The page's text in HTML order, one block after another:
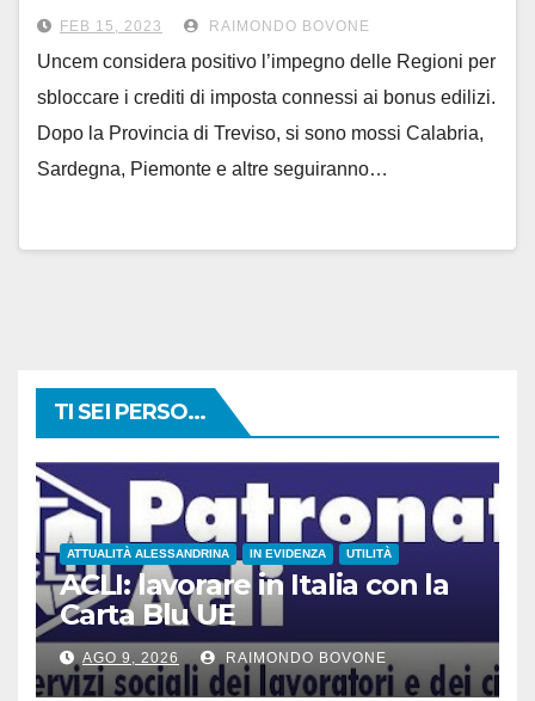
sbloccare i bonus edilizi
FEB 15, 2023 RAIMONDO BOVONE
Uncem considera positivo l’impegno delle Regioni per
sbloccare i crediti di imposta connessi ai bonus edilizi.
Dopo la Provincia di Treviso, si sono mossi Calabria,
Sardegna, Piemonte e altre seguiranno…
TI SEI PERSO...
ATTUALITÀ ALESSANDRINA IN EVIDENZA UTILITÀ
ACLI: lavorare in Italia con la
Carta Blu UE
AGO 9, 2026 RAIMONDO BOVONE